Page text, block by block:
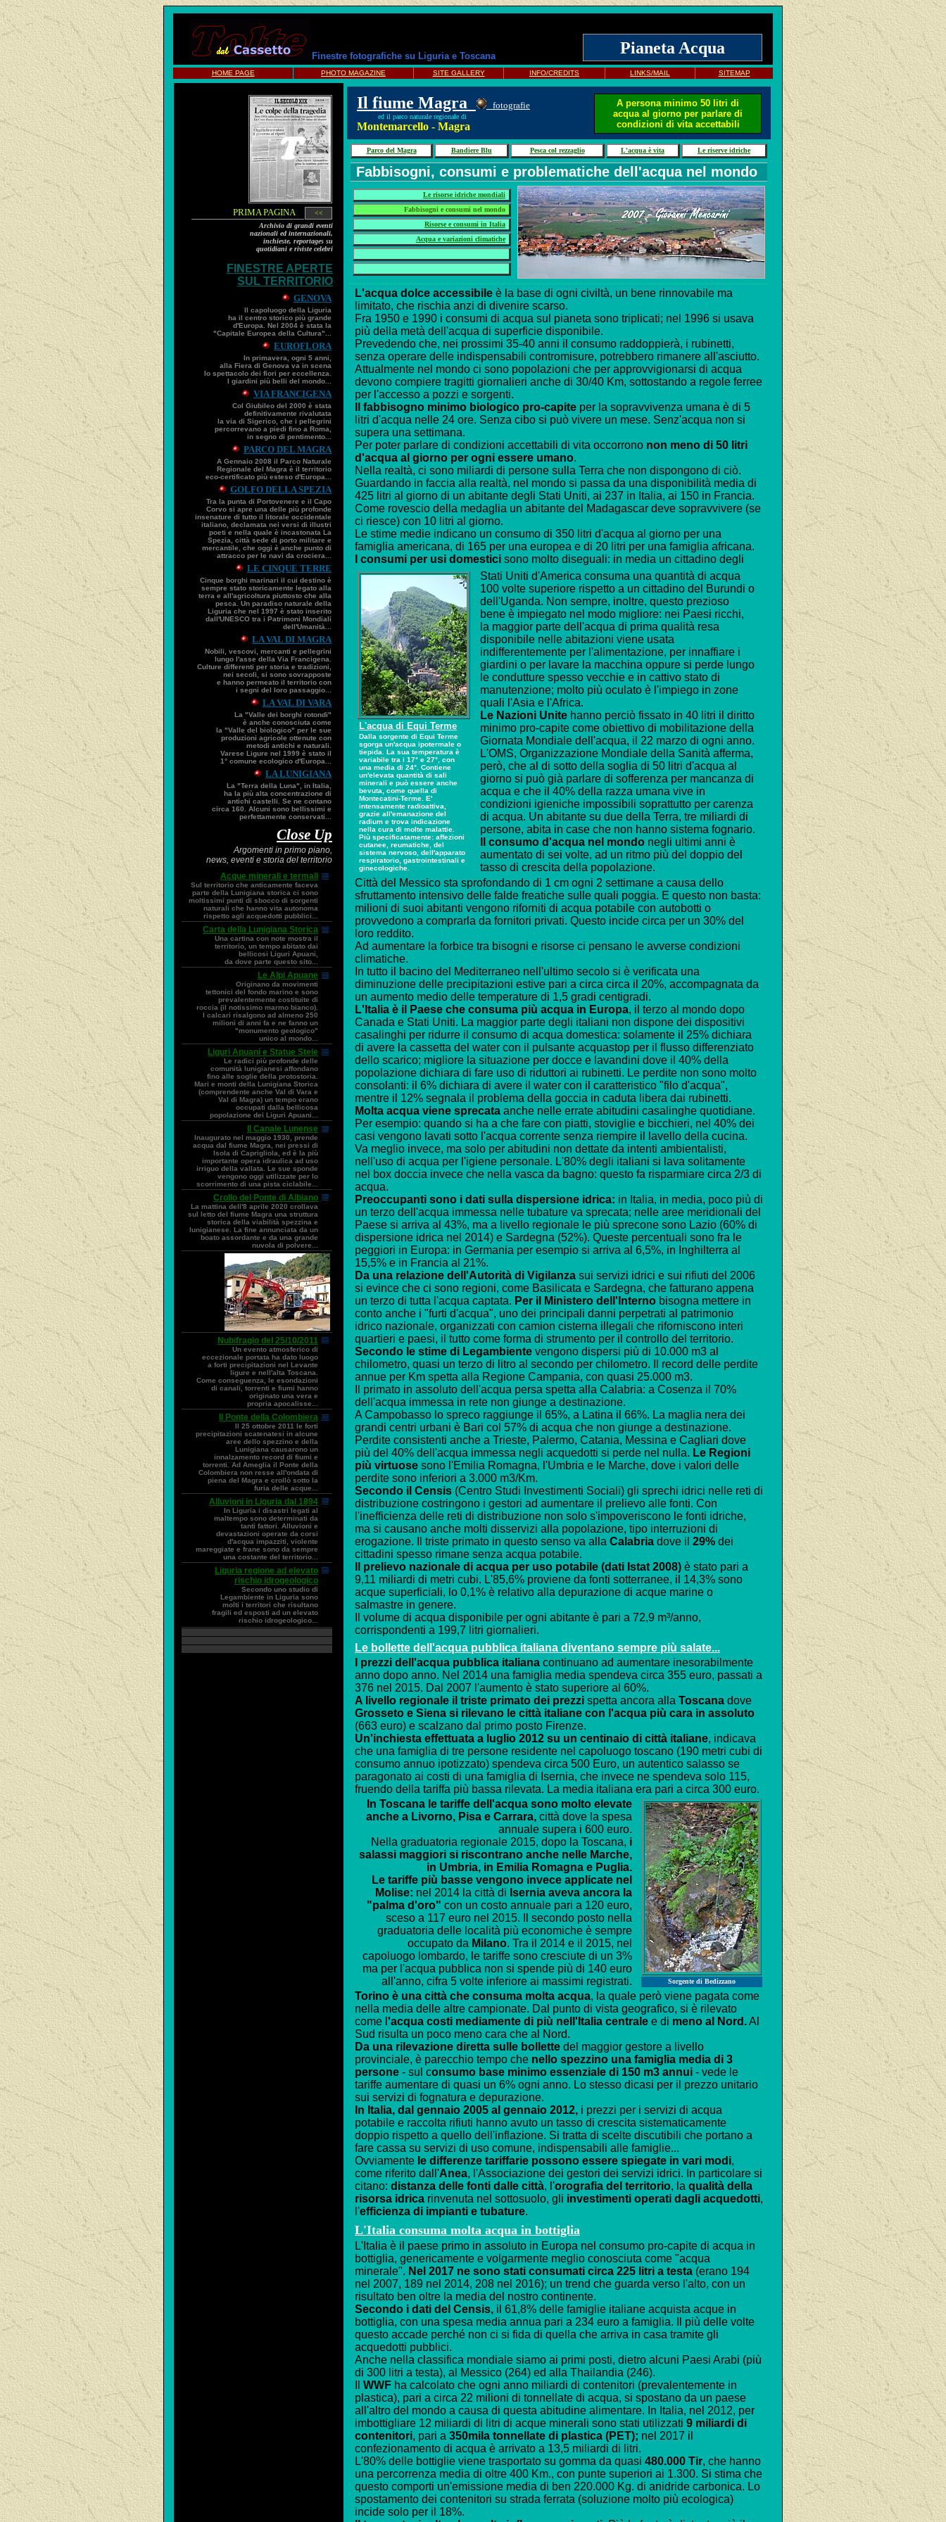
Finestre fotografiche su Liguria e Toscana Pianeta Acqua
HOME PAGE PHOTO MAGAZINE SITE GALLERY INFO/CREDITS LINKS/MAIL SITEMAP
PRIMA PAGINA
<<
Archivio di grandi eventi
nazionali ed internazionali,
inchieste, reportages su
quotidiani e riviste celebri
FINESTRE APERTE
SUL TERRITORIO
GENOVA
Il capoluogo della Liguria
ha il centro storico più grande
d'Europa. Nel 2004 è stata la
"Capitale Europea della Cultura"...
EUROFLORA
In primavera, ogni 5 anni,
alla Fiera di Genova va in scena
lo spettacolo dei fiori per eccellenza.
I giardini più belli del mondo...
VIA FRANCIGENA
Col Giubileo del 2000 è stata
definitivamente rivalutata
la via di Sigerico, che i pellegrini
percorrevano a piedi fino a Roma,
in segno di pentimento...
PARCO DEL MAGRA
A Gennaio 2008 il Parco Naturale
Regionale del Magra è il territorio
eco-certificato più esteso d'Europa...
GOLFO DELLA SPEZIA
Tra la punta di Portovenere e il Capo
Corvo si apre una delle più profonde
insenature di tutto il litorale occidentale
italiano, declamata nei versi di illustri
poeti e nella quale è incastonata La
Spezia, città sede di porto militare e
mercantile, che oggi è anche punto di
attracco per le navi da crociera...
LE CINQUE TERRE
Cinque borghi marinari il cui destino è
sempre stato storicamente legato alla
terra e all'agricoltura piuttosto che alla
pesca. Un paradiso naturale della
Liguria che nel 1997 è stato inserito
dall'UNESCO tra i Patrimoni Mondiali
dell'Umanità...
LA VAL DI MAGRA
Nobili, vescovi, mercanti e pellegrini
lungo l'asse della Via Francigena.
Culture differenti per storia e tradizioni,
nei secoli, si sono sovrapposte
e hanno permeato il territorio con
i segni del loro passaggio...
LA VAL DI VARA
La "Valle dei borghi rotondi"
è anche conosciuta come
la "Valle del biologico" per le sue
produzioni agricole ottenute con
metodi antichi e naturali.
Varese Ligure nel 1999 è stato il
1° comune ecologico d'Europa...
LA LUNIGIANA
La "Terra della Luna", in Italia,
ha la più alta concentrazione di
antichi castelli. Se ne contano
circa 160. Alcuni sono bellissimi e
perfettamente conservati...
Close Up
Argomenti in primo piano,
news, eventi e storia del territorio
Acque minerali e termali
Sul territorio che anticamente faceva
parte della Lunigiana storica ci sono
moltissimi punti di sbocco di sorgenti
naturali che hanno vita autonoma
rispetto agli acquedotti pubblici...
Carta della Lunigiana Storica
Una cartina con note mostra il
territorio, un tempo abitato dai
bellicosi Liguri Apuani,
da dove parte questo sito...
Le Alpi Apuane
Originano da movimenti
tettonici del fondo marino e sono
prevalentemente costituite di
roccia (il notissimo marmo bianco).
I calcari risalgono ad almeno 250
milioni di anni fa e ne fanno un
"monumento geologico"
unico al mondo...
Liguri Apuani e Statue Stele
Le radici più profonde delle
comunità lunigianesi affondano
fino alle soglie della protostoria.
Mari e monti della Lunigiana Storica
(comprendente anche Val di Vara e
Val di Magra) un tempo erano
occupati dalla bellicosa
popolazione dei Liguri Apuani...
Il Canale Lunense
Inaugurato nel maggio 1930, prende
acqua dal fiume Magra, nei pressi di
Isola di Caprigliola, ed è la più
importante opera idraulica ad uso
irriguo della vallata. Le sue sponde
vengono oggi utilizzate per lo
scorrimento di una pista ciclabile...
Crollo del Ponte di Albiano
La mattina dell'8 aprile 2020 crollava
sul letto del fiume Magra una struttura
storica della viabilità spezzina e
lunigianese. La fine annunciata da un
boato assordante e da una grande
nuvola di polvere...
Nubifragio del 25/10/2011
Un evento atmosferico di
eccezionale portata ha dato luogo
a forti precipitazioni nel Levante
ligure e nell'alta Toscana.
Come conseguenza, le esondazioni
di canali, torrenti e fiumi hanno
originato una vera e
propria apocalisse...
Il Ponte della Colombiera
Il 25 ottobre 2011 le forti
precipitazioni scatenatesi in alcune
aree dello spezzino e della
Lunigiana causarono un
innalzamento record di fiumi e
torrenti. Ad Ameglia il Ponte della
Colombiera non resse all'ondata di
piena del Magra e crollò sotto la
furia delle acque...
Alluvioni in Liguria dal 1894
In Liguria i disastri legati al
maltempo sono determinati da
tanti fattori. Alluvioni e
devastazioni operate da corsi
d'acqua impazziti, violente
mareggiate e frane sono da sempre
una costante del territorio...
Liguria regione ad elevato
rischio idrogeologico
Secondo uno studio di
Legambiente in Liguria sono
molti i territori che risultano
fragili ed esposti ad un elevato
rischio idrogeologico...
Il fiume Magra fotografie
ed il parco naturale regionale di
Montemarcello - Magra
A persona minimo 50 litri di
acqua al giorno per parlare di
condizioni di vita accettabili
Parco del Magra Bandiere Blu Pesca col rezzaglio L'acqua è vita Le riserve idriche
Fabbisogni, consumi e problematiche dell'acqua nel mondo
Le risorse idriche mondiali
Fabbisogni e consumi nel mondo
Risorse e consumi in Italia
Acqua e variazioni climatiche
L'acqua dolce accessibile è la base di ogni civiltà, un bene rinnovabile ma
limitato, che rischia anzi di divenire scarso.
Fra 1950 e 1990 i consumi di acqua sul pianeta sono triplicati; nel 1996 si usava
più della metà dell'acqua di superficie disponibile.
Prevedendo che, nei prossimi 35-40 anni il consumo raddoppierà, i rubinetti,
senza operare delle indispensabili contromisure, potrebbero rimanere all'asciutto.
Attualmente nel mondo ci sono popolazioni che per approvvigionarsi di acqua
devono compiere tragitti giornalieri anche di 30/40 Km, sottostando a regole ferree
per l'accesso a pozzi e sorgenti.
Il fabbisogno minimo biologico pro-capite per la sopravvivenza umana è di 5
litri d'acqua nelle 24 ore. Senza cibo si può vivere un mese. Senz'acqua non si
supera una settimana.
Per poter parlare di condizioni accettabili di vita occorrono non meno di 50 litri
d'acqua al giorno per ogni essere umano.
Nella realtà, ci sono miliardi di persone sulla Terra che non dispongono di ciò.
Guardando in faccia alla realtà, nel mondo si passa da una disponibilità media di
425 litri al giorno di un abitante degli Stati Uniti, ai 237 in Italia, ai 150 in Francia.
Come rovescio della medaglia un abitante del Madagascar deve sopravvivere (se
ci riesce) con 10 litri al giorno.
Le stime medie indicano un consumo di 350 litri d'acqua al giorno per una
famiglia americana, di 165 per una europea e di 20 litri per una famiglia africana.
I consumi per usi domestici sono molto diseguali: in media un cittadino degli
L'acqua di Equi Terme
Dalla sorgente di Equi Terme
sgorga un'acqua ipotermale o
tiepida. La sua temperatura è
variabile tra i 17° e 27°, con
una media di 24°. Contiene
un'elevata quantità di sali
minerali e può essere anche
bevuta, come quella di
Montecatini-Terme. E'
intensamente radioattiva,
grazie all'emanazione del
radium e trova indicazione
nella cura di molte malattie.
Più specificatamente: affezioni
cutanee, reumatiche, del
sistema nervoso, dell'apparato
respiratorio, gastrointestinali e
ginecologiche.
Stati Uniti d'America consuma una quantità di acqua
100 volte superiore rispetto a un cittadino del Burundi o
dell'Uganda. Non sempre, inoltre, questo prezioso
bene è impiegato nel modo migliore: nei Paesi ricchi,
la maggior parte dell'acqua di prima qualità resa
disponibile nelle abitazioni viene usata
indifferentemente per l'alimentazione, per innaffiare i
giardini o per lavare la macchina oppure si perde lungo
le condutture spesso vecchie e in cattivo stato di
manutenzione; molto più oculato è l'impiego in zone
quali l'Asia e l'Africa.
Le Nazioni Unite hanno perciò fissato in 40 litri il diritto
minimo pro-capite come obiettivo di mobilitazione della
Giornata Mondiale dell'acqua, il 22 marzo di ogni anno.
L'OMS, Organizzazione Mondiale della Sanità afferma,
però, che al di sotto della soglia di 50 litri d'acqua al
giorno si può già parlare di sofferenza per mancanza di
acqua e che il 40% della razza umana vive in
condizioni igieniche impossibili soprattutto per carenza
di acqua. Un abitante su due della Terra, tre miliardi di
persone, abita in case che non hanno sistema fognario.
Il consumo d'acqua nel mondo negli ultimi anni è
aumentato di sei volte, ad un ritmo più del doppio del
tasso di crescita della popolazione.
Città del Messico sta sprofondando di 1 cm ogni 2 settimane a causa dello
sfruttamento intensivo delle falde freatiche sulle quali poggia. E questo non basta:
milioni di suoi abitanti vengono riforniti di acqua potabile con autobotti o
provvedono a comprarla da fornitori privati. Questo incide circa per un 30% del
loro reddito.
Ad aumentare la forbice tra bisogni e risorse ci pensano le avverse condizioni
climatiche.
In tutto il bacino del Mediterraneo nell'ultimo secolo si è verificata una
diminuzione delle precipitazioni estive pari a circa circa il 20%, accompagnata da
un aumento medio delle temperature di 1,5 gradi centigradi.
L'Italia è il Paese che consuma più acqua in Europa, il terzo al mondo dopo
Canada e Stati Uniti. La maggior parte degli italiani non dispone dei dispositivi
casalinghi per ridurre il consumo di acqua domestica: solamente il 25% dichiara
di avere la cassetta del water con il pulsante acquastop per il flusso differenziato
dello scarico; migliore la situazione per docce e lavandini dove il 40% della
popolazione dichiara di fare uso di riduttori ai rubinetti. Le perdite non sono molto
consolanti: il 6% dichiara di avere il water con il caratteristico "filo d'acqua",
mentre il 12% segnala il problema della goccia in caduta libera dai rubinetti.
Molta acqua viene sprecata anche nelle errate abitudini casalinghe quotidiane.
Per esempio: quando si ha a che fare con piatti, stoviglie e bicchieri, nel 40% dei
casi vengono lavati sotto l'acqua corrente senza riempire il lavello della cucina.
Va meglio invece, ma solo per abitudini non dettate da intenti ambientalisti,
nell'uso di acqua per l'igiene personale. L'80% degli italiani si lava solitamente
nel box doccia invece che nella vasca da bagno: questo fa risparmiare circa 2/3 di
acqua.
Preoccupanti sono i dati sulla dispersione idrica: in Italia, in media, poco più di
un terzo dell'acqua immessa nelle tubature va sprecata; nelle aree meridionali del
Paese si arriva al 43%, ma a livello regionale le più sprecone sono Lazio (60% di
dispersione idrica nel 2014) e Sardegna (52%). Queste percentuali sono fra le
peggiori in Europa: in Germania per esempio si arriva al 6,5%, in Inghilterra al
15,5% e in Francia al 21%.
Da una relazione dell'Autorità di Vigilanza sui servizi idrici e sui rifiuti del 2006
si evince che ci sono regioni, come Basilicata e Sardegna, che fatturano appena
un terzo di tutta l'acqua captata. Per il Ministero dell'Interno bisogna mettere in
conto anche i "furti d'acqua", uno dei principali danni perpetrati al patrimonio
idrico nazionale, organizzati con camion cisterna illegali che riforniscono interi
quartieri e paesi, il tutto come forma di strumento per il controllo del territorio.
Secondo le stime di Legambiente vengono dispersi più di 10.000 m3 al
chilometro, quasi un terzo di litro al secondo per chilometro. Il record delle perdite
annue per Km spetta alla Regione Campania, con quasi 25.000 m3.
Il primato in assoluto dell'acqua persa spetta alla Calabria: a Cosenza il 70%
dell'acqua immessa in rete non giunge a destinazione.
A Campobasso lo spreco raggiunge il 65%, a Latina il 66%. La maglia nera dei
grandi centri urbani è Bari col 57% di acqua che non giunge a destinazione.
Perdite consistenti anche a Trieste, Palermo, Catania, Messina e Cagliari dove
più del 40% dell'acqua immessa negli acquedotti si perde nel nulla. Le Regioni
più virtuose sono l'Emilia Romagna, l'Umbria e le Marche, dove i valori delle
perdite sono inferiori a 3.000 m3/Km.
Secondo il Censis (Centro Studi Investimenti Sociali) gli sprechi idrici nelle reti di
distribuzione costringono i gestori ad aumentare il prelievo alle fonti. Con
l'inefficienza delle reti di distribuzione non solo s'impoveriscono le fonti idriche,
ma si causano anche molti disservizi alla popolazione, tipo interruzioni di
erogazione. Il triste primato in questo senso va alla Calabria dove il 29% dei
cittadini spesso rimane senza acqua potabile.
Il prelievo nazionale di acqua per uso potabile (dati Istat 2008) è stato pari a
9,11 miliardi di metri cubi. L'85,6% proviene da fonti sotterranee, il 14,3% sono
acque superficiali, lo 0,1% è relativo alla depurazione di acque marine o
salmastre in genere.
Il volume di acqua disponibile per ogni abitante è pari a 72,9 m³/anno,
corrispondenti a 199,7 litri giornalieri.
Le bollette dell'acqua pubblica italiana diventano sempre più salate...
I prezzi dell'acqua pubblica italiana continuano ad aumentare inesorabilmente
anno dopo anno. Nel 2014 una famiglia media spendeva circa 355 euro, passati a
376 nel 2015. Dal 2007 l'aumento è stato superiore al 60%.
A livello regionale il triste primato dei prezzi spetta ancora alla Toscana dove
Grosseto e Siena si rilevano le città italiane con l'acqua più cara in assoluto
(663 euro) e scalzano dal primo posto Firenze.
Un'inchiesta effettuata a luglio 2012 su un centinaio di città italiane, indicava
che una famiglia di tre persone residente nel capoluogo toscano (190 metri cubi di
consumo annuo ipotizzato) spendeva circa 500 Euro, un autentico salasso se
paragonato ai costi di una famiglia di Isernia, che invece ne spendeva solo 115,
fruendo della tariffa più bassa rilevata. La media italiana era pari a circa 300 euro.
In Toscana le tariffe dell'acqua sono molto elevate
anche a Livorno, Pisa e Carrara, città dove la spesa
annuale supera i 600 euro.
Nella graduatoria regionale 2015, dopo la Toscana, i
salassi maggiori si riscontrano anche nelle Marche,
in Umbria, in Emilia Romagna e Puglia.
Le tariffe più basse vengono invece applicate nel
Molise: nel 2014 la città di Isernia aveva ancora la
"palma d'oro" con un costo annuale pari a 120 euro,
sceso a 117 euro nel 2015. Il secondo posto nella
graduatoria delle località più economiche è sempre
occupato da Milano. Tra il 2014 e il 2015, nel
capoluogo lombardo, le tariffe sono cresciute di un 3%
ma per l'acqua pubblica non si spende più di 140 euro
all'anno, cifra 5 volte inferiore ai massimi registrati.
Sorgente di Bedizzano
Torino è una città che consuma molta acqua, la quale però viene pagata come
nella media delle altre campionate. Dal punto di vista geografico, si è rilevato
come l 'acqua costi mediamente di più nell'Italia centrale e di meno al Nord.Al
Sud risulta un poco meno cara che al Nord.
Da una rilevazione diretta sulle bollette del maggior gestore a livello
provinciale, è parecchio tempo che nello spezzino una famiglia media di 3
persone - sul consumo base minimo essenziale di 150 m3 annui - vede le
tariffe aumentare di quasi un 6% ogni anno. Lo stesso dicasi per il prezzo unitario
sui servizi di fognatura e depurazione.
In Italia, dal gennaio 2005 al gennaio 2012, i prezzi per i servizi di acqua
potabile e raccolta rifiuti hanno avuto un tasso di crescita sistematicamente
doppio rispetto a quello dell'inflazione. Si tratta di scelte discutibili che portano a
fare cassa su servizi di uso comune, indispensabili alle famiglie...
Ovviamente le differenze tariffarie possono essere spiegate in vari modi,
come riferito dall'Anea, l'Associazione dei gestori dei servizi idrici. In particolare si
citano: distanza delle fonti dalle città, l'orografia del territorio, la qualità della
risorsa idrica rinvenuta nel sottosuolo, gli investimenti operati dagli acquedotti,
l'efficienza di impianti e tubature.
L'Italia consuma molta acqua in bottiglia
L'Italia è il paese primo in assoluto in Europa nel consumo pro-capite di acqua in
bottiglia, genericamente e volgarmente meglio conosciuta come "acqua
minerale". Nel 2017 ne sono stati consumati circa 225 litri a testa (erano 194
nel 2007, 189 nel 2014, 208 nel 2016); un trend che guarda verso l'alto, con un
risultato ben oltre la media del nostro continente.
Secondo i dati del Censis, il 61,8% delle famiglie italiane acquista acque in
bottiglia, con una spesa media annua pari a 234 euro a famiglia. Il più delle volte
questo accade perché non ci si fida di quella che arriva in casa tramite gli
acquedotti pubblici.
Anche nella classifica mondiale siamo ai primi posti, dietro alcuni Paesi Arabi (più
di 300 litri a testa), al Messico (264) ed alla Thailandia (246).
WWF ha calcolato che ogni anno miliardi di contenitori (prevalentemente in
plastica), pari a circa 22 milioni di tonnellate di acqua, si spostano da un paese
all'altro del mondo a causa di questa abitudine alimentare. In Italia, nel 2012, per
imbottigliare 12 miliardi di litri di acque minerali sono stati utilizzati 9 miliardi di
contenitori, pari a 350mila tonnellate di plastica (PET); nel 2017 il
confezionamento di acqua è arrivato a 13,5 miliardi di litri.
L'80% delle bottiglie viene trasportato su gomma da quasi 480.000 Tir, che hanno
una percorrenza media di oltre 400 Km., con punte superiori ai 1.300. Si stima che
questo comporti un'emissione media di ben 220.000 Kg. di anidride carbonica. Lo
spostamento dei contenitori su strada ferrata (soluzione molto più ecologica)
incide solo per il 18%.